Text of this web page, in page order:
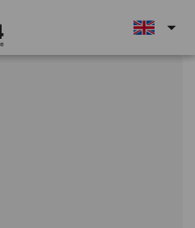
arrow_drop_down